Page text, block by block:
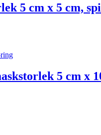
5 cm x 5 cm,
5 cm x